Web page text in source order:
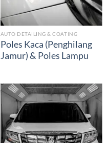
AUTO DETAILING & COATING
Poles Kaca (Penghilang
Jamur) & Poles Lampu